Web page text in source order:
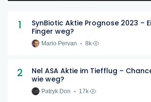
1
SynBiotic Aktie Prognose 2023 –
Finger weg?
Mario Pervan 8k
2
Nel ASA Aktie im Tiefflug –
wie weg?
Patryk Don 17k